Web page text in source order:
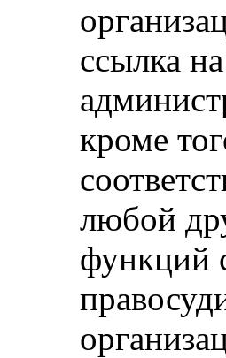
ссылка
кроме
любой
функций